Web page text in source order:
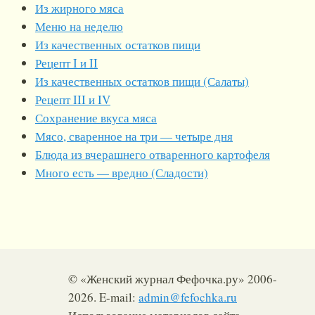
Из жирного мяса
Меню на неделю
Из качественных остатков пищи
Рецепт I и II
Из качественных остатков пищи (Салаты)
Рецепт III и IV
Сохранение вкуса мяса
Мясо, сваренное на три — четыре дня
Блюда из вчерашнего отваренного картофеля
Много есть — вредно (Сладости)
© «Женский журнал Фефочка.ру» 2006-
2026. E-mail: admin@fefochka.ru